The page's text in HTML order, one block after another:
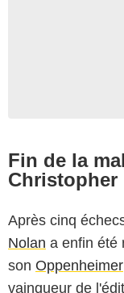
Fin de la
Christopher
Après cinq
Nolan a enfin été
son Oppenheimer
vainqueur de